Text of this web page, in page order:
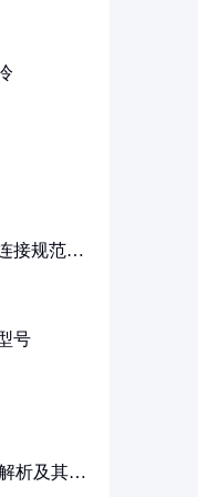
接规范详
号
析及其在